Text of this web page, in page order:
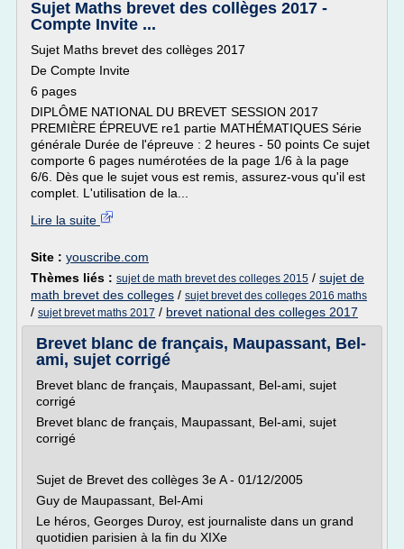
Sujet Maths brevet des collèges 2017 -
Compte Invite ...
Sujet Maths brevet des collèges 2017
De Compte Invite
6 pages
DIPLÔME NATIONAL DU BREVET SESSION 2017
PREMIÈRE ÉPREUVE re1 partie MATHÉMATIQUES Série
générale Durée de l'épreuve : 2 heures - 50 points Ce sujet
comporte 6 pages numérotées de la page 1/6 à la page
6/6. Dès que le sujet vous est remis, assurez-vous qu'il est
complet. L'utilisation de la...
Lire la suite
Site : youscribe.com
Thèmes liés : sujet de math brevet des colleges 2015 / sujet de
math brevet des colleges / sujet brevet des colleges 2016 maths
/ sujet brevet maths 2017 / brevet national des colleges 2017
Brevet blanc de français, Maupassant, Bel-
ami, sujet corrigé
Brevet blanc de français, Maupassant, Bel-ami, sujet
corrigé
Brevet blanc de français, Maupassant, Bel-ami, sujet
corrigé
Sujet de Brevet des collèges 3e A - 01/12/2005
Guy de Maupassant, Bel-Ami
Le héros, Georges Duroy, est journaliste dans un grand
quotidien parisien à la fin du XIXe